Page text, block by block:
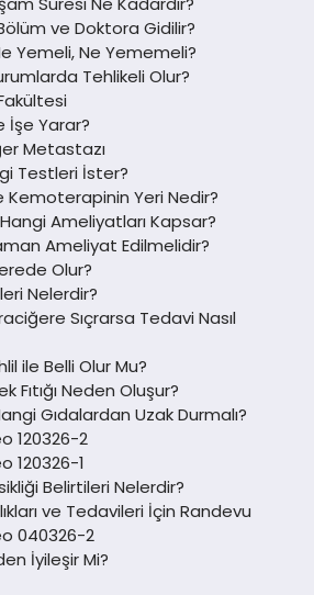
ve Doktora Gidilir?
Yemeli, Ne Yememeli?
Tehlikeli Olur?
İşe Yarar?
Metastazı
Testleri İster?
Kemoterapinin Yeri Nedir?
Ameliyatları Kapsar?
Ameliyat Edilmelidir?
Olur?
Nelerdir?
Sıçrarsa Tedavi Nasıl
ile Belli Olur Mu?
Fıtığı Neden Oluşur?
Gıdalardan Uzak Durmalı?
120326-2
120326-1
Belirtileri Nelerdir?
ve Tedavileri İçin Randevu
040326-2
İyileşir Mi?